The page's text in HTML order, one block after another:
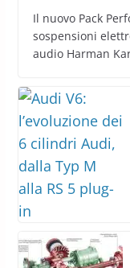
Il nuovo Pack
sospensioni
audio Harman